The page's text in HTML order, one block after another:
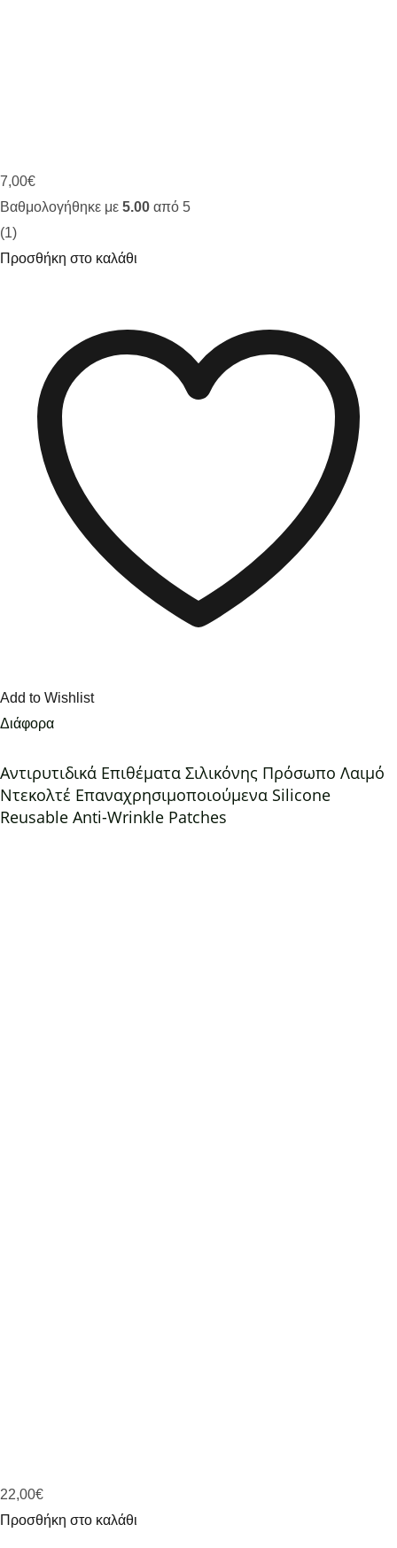
7,00€
Βαθμολογήθηκε με 5.00 από 5
(1)
Προσθήκη στο καλάθι
Add to Wishlist
Διάφορα
Αντιρυτιδικά Επιθέματα Σιλικόνης Πρόσωπο Λαιμό
Ντεκολτέ Επαναχρησιμοποιούμενα Silicone
Reusable Anti-Wrinkle Patches
22,00€
Προσθήκη στο καλάθι